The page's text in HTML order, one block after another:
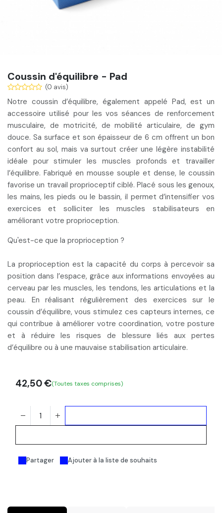
Coussin d'équilibre - Pad
(0 avis)
Notre coussin d’équilibre, également appelé Pad, est un
accessoire utilisé pour les vosséances de renforcement
musculaire, de motricité, de mobilité articulaire, de gym
douce. Sa surface et son épaisseur de 6 cm offrent un bon
confort au sol, mais va surtout créer une légère instabilité
idéale pour stimuler les muscles profonds et travailler
l’équilibre. Fabriqué en mousse souple et dense, le coussin
favorise un travail proprioceptif ciblé. Placé sous les genoux,
les mains, les pieds ou le bassin, il permet d’intensifier vos
exercices et solliciter lesmuscles stabilisateurs en
améliorant votre proprioception.
Qu'est-ce que la proprioception ?
La proprioception est lacapacité du corps à percevoir sa
position dans l’espace, grâce aux informations envoyées au
cerveau par les muscles, les tendons, les articulations et la
peau. En réalisant régulièrement des exercices sur le
coussin d’équilibre, vous stimulez ces capteurs internes, ce
quicontribue à améliorer votre coordination, votre posture
et à réduire les risques de blessure liés aux pertes
d’équilibre ou à une mauvaise stabilisation articulaire.
Partager Ajouter à la liste de souhaits
42,50€(Toutes taxes comprises)